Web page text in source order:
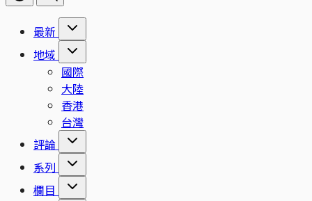
最新
地域
國際
大陸
香港
台灣
評論
系列
欄目